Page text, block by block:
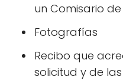
un Comisario
Fotografías
Recibo que
solicitud y de